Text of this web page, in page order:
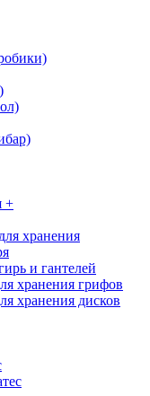
+
хранения
и гантелей
хранения грифов
хранения дисков